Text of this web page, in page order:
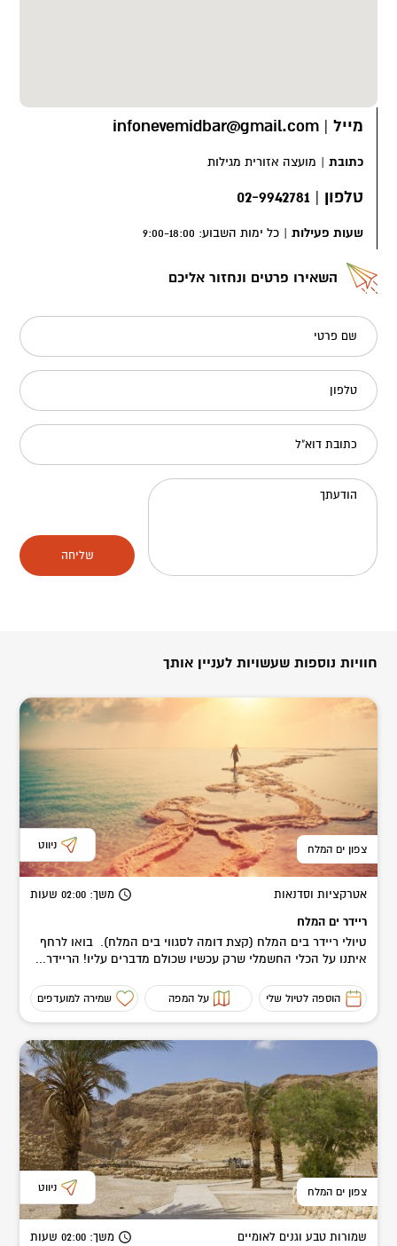
מייל |
infonevemidbar@gmail.com
כתובת | מועצה אזורית מגילות
טלפון |
02-9942781
שעות פעילות | כל ימות השבוע: 9:00-18:00
השאירו פרטים ונחזור אליכם
שם פרטי
טלפון
כתובת דוא"ל
הודעתך
שליחה
חוויות נוספות שעשויות לעניין אותך
צפון ים המלח ניווט
אטרקציות וסדנאות משך: 02:00 שעות
ריידר ים המלח
טיולי ריידר בים המלח (קצת דומה לסגווי בים המלח). בואו לרחף
איתנו על הכלי החשמלי שרק עכשיו שכולם מדברים עליו! הריידר...
הוספה לטיול שלי על המפה שמירה למועדפים
צפון ים המלח ניווט
שמורות טבע וגנים לאומיים משך: 02:00 שעות